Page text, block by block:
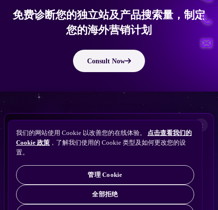
免费诊断您的独立站及产品搜索量，制定
您的海外营销计划
Consult Now
版权所有 © 2010 ~ 2026 隽永东方/EastDigi--专注企业海外业务增长
备案号：苏ICP备14005285号-11
我们的网站使用 Cookie 以改善您的在线体验。 点击查看我们的
Cookie 政策 ，了解我们使用的 Cookie 类型及如何更改您的设
置。
管理 Cookie
全部拒绝
×
Perplexity
Gemini
ChatGPT
搜索找到您的独立站？
免费获取隽永东方 SEO / AEO / GEO 独立站可见